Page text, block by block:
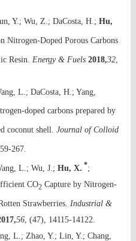
Y.; Wu, Z.; DaCosta, H.; Hu,
Nitrogen-Doped Porous Carbons
Resin. Energy & Fuels 2018,32,
L.; DaCosta, H.; Yang,
doped carbons prepared by
coconut shell. Journal of Colloid
267.
L.; Wu, J.; Hu, X. *;
CO2Capture by Nitrogen-
Strawberries. Industrial &
56, (47), 14115-14122.
L.; Zhao, Y.; Lin, Y.; Chang,